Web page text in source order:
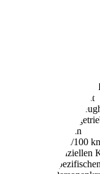
44 kW (60
Gebraucht
2
Benzin
5,0 l/100
offiziellen